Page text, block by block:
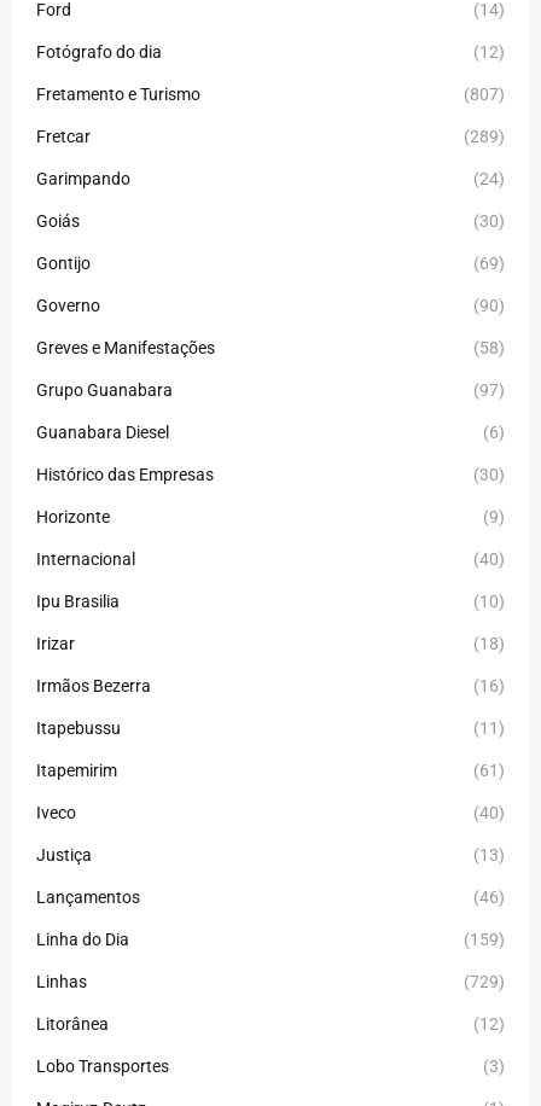
Ford (14)
Fotógrafo do dia (12)
Fretamento e Turismo (807)
Fretcar (289)
Garimpando (24)
Goiás (30)
Gontijo (69)
Governo (90)
Greves e Manifestações (58)
Grupo Guanabara (97)
Guanabara Diesel (6)
Histórico das Empresas (30)
Horizonte (9)
Internacional (40)
Ipu Brasilia (10)
Irizar (18)
Irmãos Bezerra (16)
Itapebussu (11)
Itapemirim (61)
Iveco (40)
Justiça (13)
Lançamentos (46)
Linha do Dia (159)
Linhas (729)
Litorânea (12)
Lobo Transportes (3)